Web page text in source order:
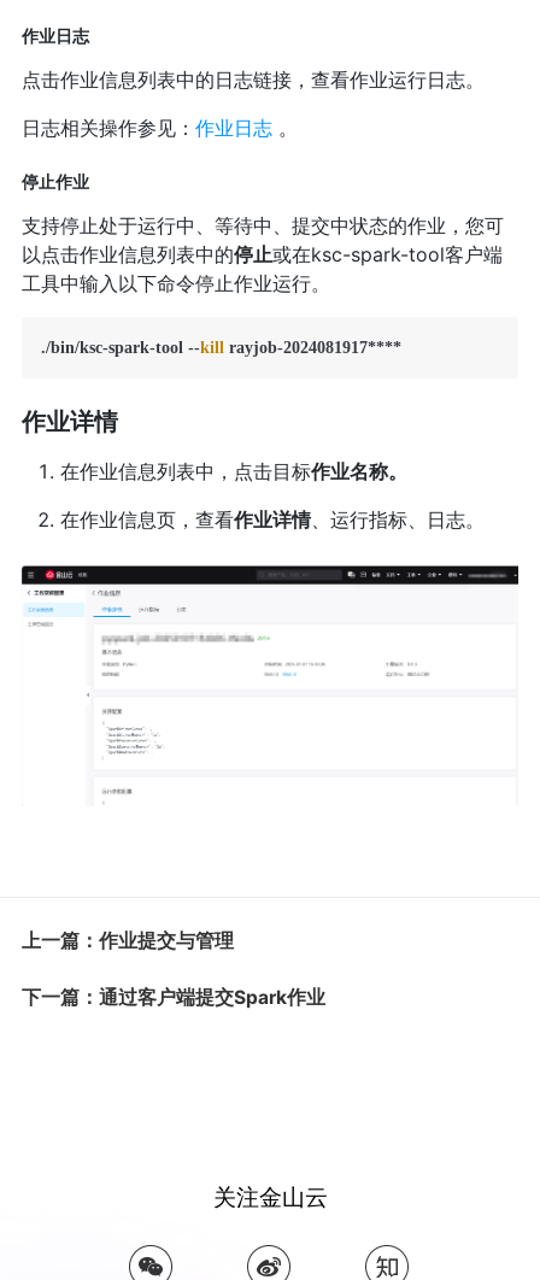
作业日志
点击作业信息列表中的日志链接，查看作业运行日志。
日志相关操作参见： 作业日志 。
停止作业
支持停止处于运行中、等待中、提交中状态的作业，您可
以点击作业信息列表中的停止或在ksc-spark-tool客户端
工具中输入以下命令停止作业运行。
./bin/ksc-spark-tool --kill rayjob-2024081917****
作业详情
在作业信息列表中，点击目标作业名称。
在作业信息页，查看作业详情、运行指标、日志。
上一篇：作业提交与管理
下一篇：通过客户端提交Spark作业
关注金山云